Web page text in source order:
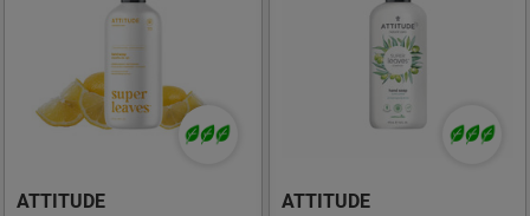
ATTITUDE ATTITUDE